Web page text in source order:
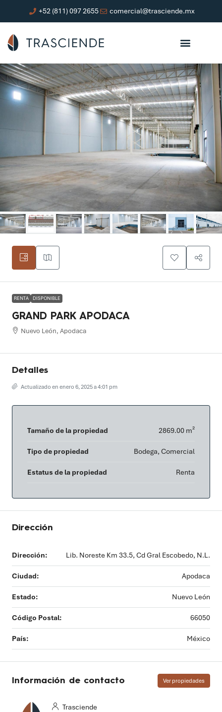
+52 (811) 097 2655 comercial@trasciende.mx
RENTA DISPONIBLE
GRAND PARK APODACA
Nuevo León, Apodaca
Detalles
Actualizado en enero 6, 2025 a 4:01 pm
Tamaño de la propiedad 2869.00 m²
Tipo de propiedad Bodega, Comercial
Estatus de la propiedad Renta
Dirección
Dirección: Lib. Noreste Km 33.5, Cd Gral Escobedo, N.L.
Ciudad: Apodaca
Estado: Nuevo León
Código Postal: 66050
País: México
Información de contacto Ver propiedades
Trasciende